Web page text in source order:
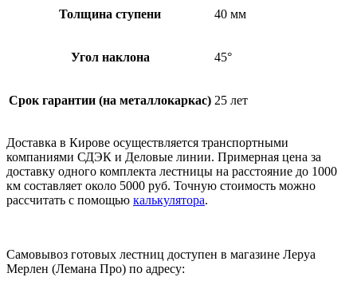
Толщина ступени 40 мм
Угол наклона 45°
Срок гарантии (на металлокаркас) 25 лет
Доставка в Кирове осуществляется транспортными
компаниями СДЭК и Деловые линии. Примерная цена за
доставку одного комплекта лестницы на расстояние до 1000
км составляет около 5000 руб. Точную стоимость можно
рассчитать с помощью калькулятора.
Самовывоз готовых лестниц доступен в магазине Леруа
Мерлен (Лемана Про) по адресу: